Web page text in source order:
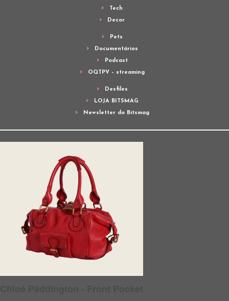
Tech
Decor
Pets
Documentários
Podcast
OQTPV – streaming
Desfiles
LOJA BITSMAG
Newsletter do Bitsmag